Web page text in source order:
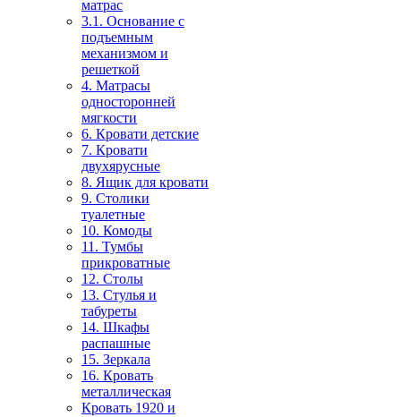
матрас
3.1. Основание с
подъемным
механизмом и
решеткой
4. Матрасы
односторонней
мягкости
6. Кровати детские
7. Кровати
двухярусные
8. Ящик для кровати
9. Столики
туалетные
10. Комоды
11. Тумбы
прикроватные
12. Столы
13. Стулья и
табуреты
14. Шкафы
распашные
15. Зеркала
16. Кровать
металлическая
Кровать 1920 и